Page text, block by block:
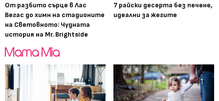
От разбито сърце в Лас
Вегас до химн на стадионите
на Световното: Чудната
история на Mr. Brightside
7 райски десерта без печене,
идеални за жегите